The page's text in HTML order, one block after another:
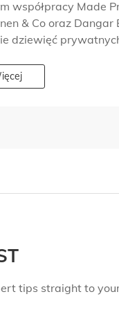
współpracy Made
& Co oraz
dziewięć
i ponadczasowym
[…]
tips straight to